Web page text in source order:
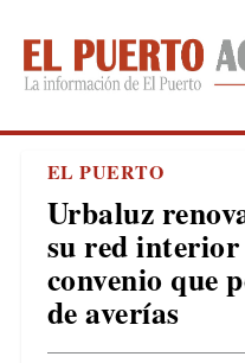
EL PUERTO
Urbaluz
su red
convenio que
de averías